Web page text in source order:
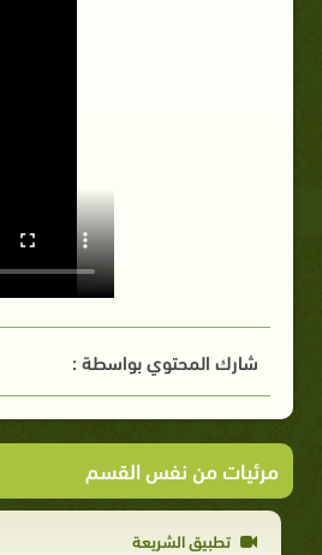
شارك المحتوي بواسطة :
مرئيات من نفس القسم
تطبيق الشريعة